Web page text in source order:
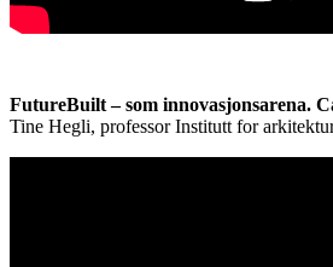
FutureBuilt – som innovasjonsarena.
Tine Hegli, professor Institutt for